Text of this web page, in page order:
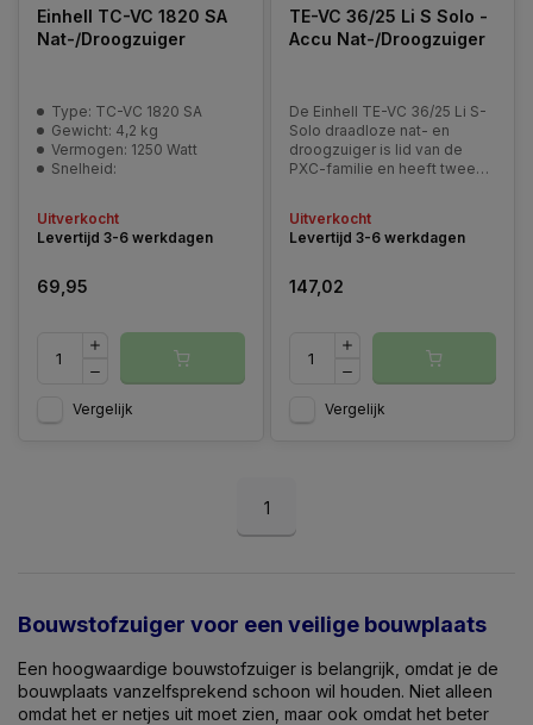
Einhell TC-VC 1820 SA
Nat-/Droogzuiger
Type: TC-VC 1820 SA
Gewicht: 4,2 kg
Vermogen: 1250 Watt
Snelheid:
Uitverkocht
Levertijd 3-6 werkdagen
69,95
Vergelijk
TE-VC 36/25 Li S Solo -
Accu Nat-/Droogzuiger
De Einhell TE-VC 36/25 Li S-
Solo draadloze nat- en
droogzuiger is lid van de
PXC-familie en heeft twee
batterij of oplader.
Uitverkocht
Levertijd 3-6 werkdagen
147,02
Vergelijk
1
Bouwstofzuiger voor een veilige bouwplaats
Een hoogwaardige bouwstofzuiger is belangrijk, omdat je de
bouwplaats vanzelfsprekend schoon wil houden. Niet alleen
omdat het er netjes uit moet zien, maar ook omdat het beter